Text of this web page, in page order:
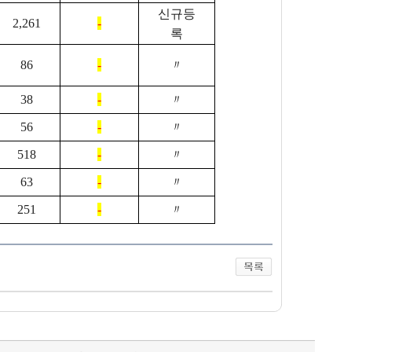
2,261 -
신규등
록
86 - 〃
38 - 〃
56 - 〃
518 - 〃
63 - 〃
251 - 〃